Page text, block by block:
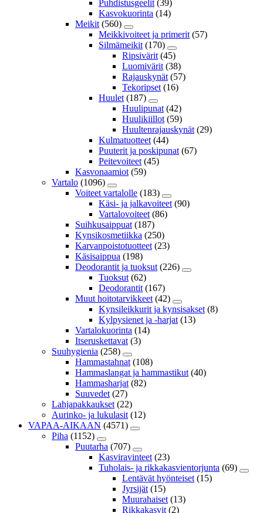
Puhdistusgeelit (39)
Kasvokuorinta (14)
Meikit (560)
Meikkivoiteet ja primerit (57)
Silmämeikit (170)
Ripsivärit (45)
Luomivärit (38)
Rajauskynät (57)
Tekoripset (16)
Huulet (187)
Huulipunat (42)
Huulikiillot (59)
Huultenrajauskynät (29)
Kulmatuotteet (44)
Puuterit ja poskipunat (67)
Peitevoiteet (45)
Kasvonaamiot (59)
Vartalo (1096)
Voiteet vartalolle (183)
Käsi- ja jalkavoiteet (90)
Vartalovoiteet (86)
Suihkusaippuat (187)
Kynsikosmetiikka (250)
Karvanpoistotuotteet (23)
Käsisaippua (198)
Deodorantit ja tuoksut (226)
Tuoksut (62)
Deodorantit (167)
Muut hoitotarvikkeet (42)
Kynsileikkurit ja kynsisakset (8)
Kylpysienet ja -harjat (13)
Vartalokuorinta (14)
Itseruskettavat (3)
Suuhygienia (258)
Hammastahnat (108)
Hammaslangat ja hammastikut (40)
Hammasharjat (82)
Suuvedet (27)
Lahjapakkaukset (22)
Aurinko- ja lukulasit (12)
VAPAA-AIKAAN (4571)
Piha (1152)
Puutarha (707)
Kasviravinteet (23)
Tuholais- ja rikkakasvientorjunta (69)
Lentävät hyönteiset (15)
Jyrsijät (15)
Muurahaiset (13)
Rikkakasvit (2)